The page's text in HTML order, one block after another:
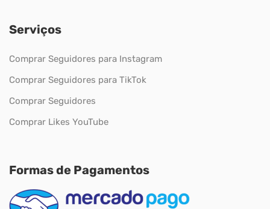
Serviços
Comprar Seguidores para Instagram
Comprar Seguidores para TikTok
Comprar Seguidores
Comprar Likes YouTube
Formas de Pagamentos